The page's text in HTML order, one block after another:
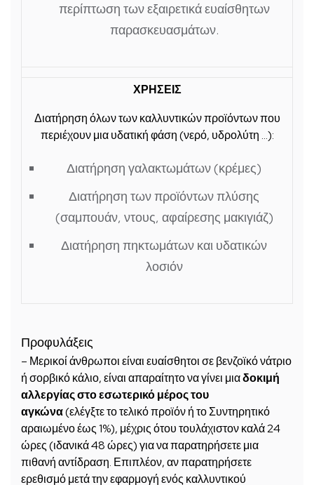
περίπτωση των εξαιρετικά ευαίσθητων
παρασκευασμάτων.
ΧΡΗΣΕΙΣ
Διατήρηση όλων των καλλυντικών προϊόντων που
περιέχουν μια υδατική φάση (νερό, υδρολύτη …):
Διατήρηση γαλακτωμάτων (κρέμες)
Διατήρηση των προϊόντων πλύσης
(σαμπουάν, ντους, αφαίρεσης μακιγιάζ)
Διατήρηση πηκτωμάτων και υδατικών
λοσιόν
Προφυλάξεις
– Μερικοί άνθρωποι είναι ευαίσθητοι σε βενζοϊκό νάτριο
ή σορβικό κάλιο, είναι απαραίτητο να γίνει μιαδοκιμή
αλλεργίας στο εσωτερικό μέρος του
αγκώνα(ελέγξτε το τελικό προϊόν ή το Συντηρητικό
αραιωμένο έως 1%), μέχρις ότου τουλάχιστον καλά 24
ώρες (ιδανικά 48 ώρες) για να παρατηρήσετε μια
πιθανή αντίδραση. Επιπλέον, αν παρατηρήσετε
ερεθισμό μετά την εφαρμογή ενός καλλυντικού